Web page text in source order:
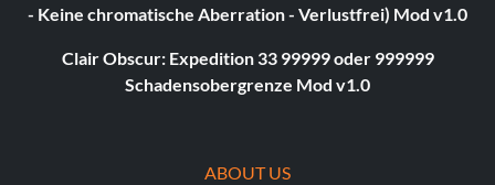
- Keine chromatische Aberration - Verlustfrei) Mod v1.0
Clair Obscur: Expedition 33 99999 oder 999999
Schadensobergrenze Mod v1.0
ABOUT US